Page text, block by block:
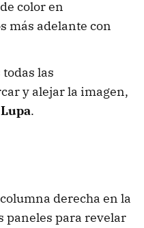
color en
más adelante con
las
y alejar la imagen,
Lupa.
derecha en la
paneles para revelar